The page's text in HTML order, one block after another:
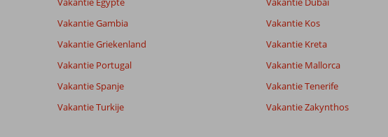
Vakantie Gambia
Vakantie Griekenland
Vakantie Portugal
Vakantie Spanje
Vakantie Turkije
Vakantie Kos
Vakantie Kreta
Vakantie Mallorca
Vakantie Tenerife
Vakantie Zakynthos